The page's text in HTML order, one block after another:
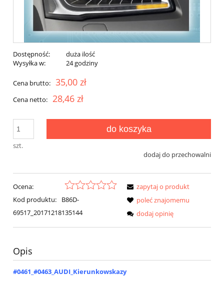
Dostępność:
duża ilość
Wysyłka w:
24 godziny
Cena brutto: 35,00 zł
Cena netto: 28,46 zł
szt.
do koszyka
dodaj do przechowalni
Ocena:
Kod produktu:
B86D-
69517_20171218135144
zapytaj o produkt
poleć znajomemu
dodaj opinię
Opis
#0461_#0463_AUDI_Kierunkowskazy